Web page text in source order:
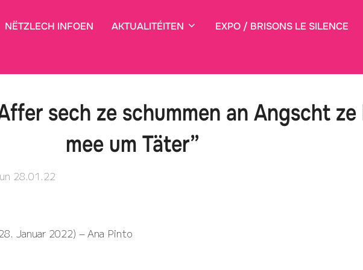
NËTZLECH INFOEN AKTUALITÉITEN EXPO / BRISONS LE SILENCE
sech ze schummen an Angscht ze
mee um Täter”
un Verëffentlecht
28.01.22
Januar 2022) – Ana Pinto